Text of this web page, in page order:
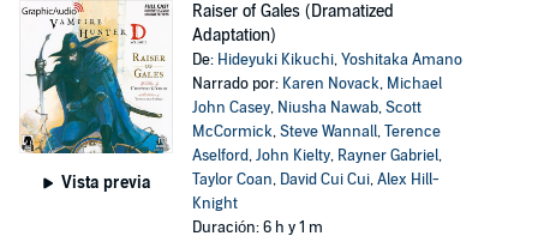
Vista previa
Raiser of Gales (Dramatized
Adaptation)
De: Hideyuki Kikuchi,Yoshitaka Amano
Narrado por: Karen Novack, Michael
John Casey, Niusha Nawab,Scott
McCormick,Steve Wannall,Terence
Aselford,John Kielty, Rayner Gabriel,
Taylor Coan, David Cui Cui,Alex Hill-
Knight
Duración: 6 h y 1 m